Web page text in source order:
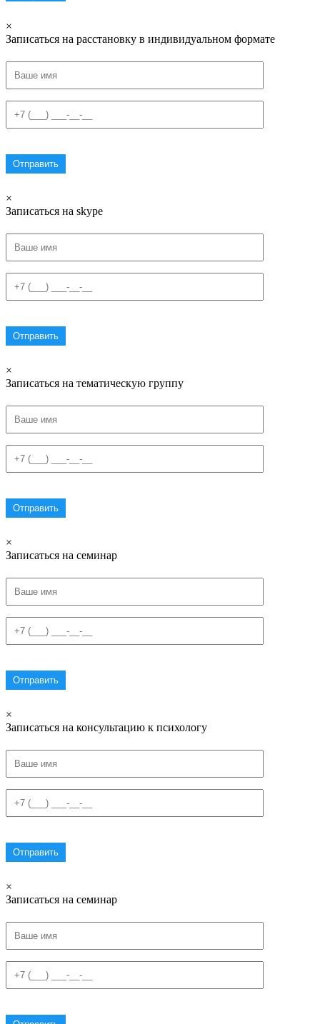
×
Записаться на расстановку в индивидуальном формате
×
Записаться на skype
×
Записаться на тематическую группу
×
Записаться на семинар
×
Записаться на консультацию к психологу
×
Записаться на семинар